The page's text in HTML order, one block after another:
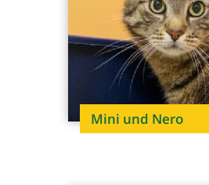
Mini und Nero